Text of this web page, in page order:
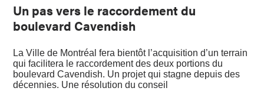
Un pas vers le raccordement du
boulevard Cavendish
La Ville de Montréal fera bientôt l’acquisition d’un terrain
qui facilitera le raccordement des deux portions du
boulevard Cavendish. Un projet qui stagne depuis des
décennies. Une résolution du conseil